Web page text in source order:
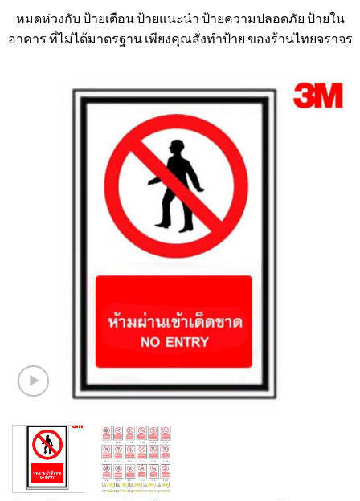
หมดห่วงกับ ป้ายเตือน ป้ายแนะนำ ป้ายความปลอดภัย ป้ายใน
อาคาร ที่ไม่ได้มาตรฐาน เพียงคุณสั่งทำป้าย ของร้านไทยจราจร